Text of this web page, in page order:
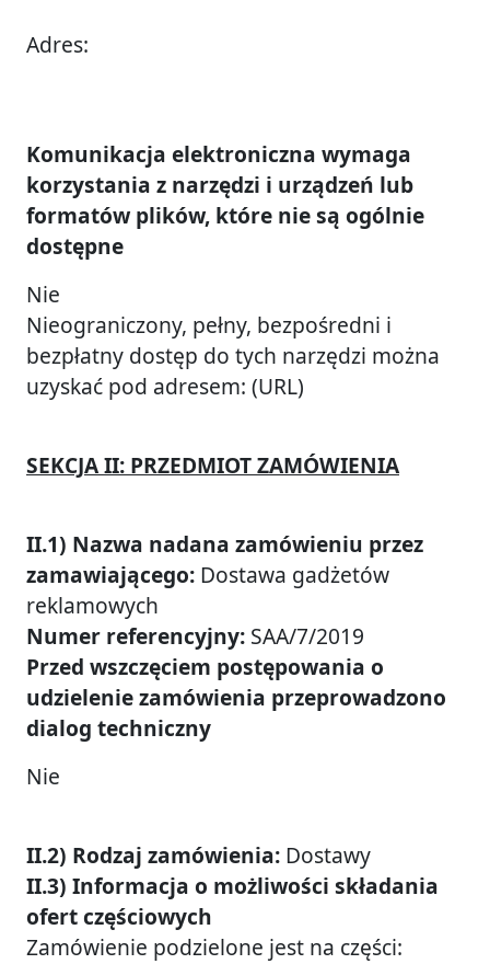
Adres:
Komunikacja elektroniczna wymaga
korzystania z narzędzi i urządzeń lub
formatów plików, które nie są ogólnie
dostępne
Nie
Nieograniczony, pełny, bezpośredni i
bezpłatny dostęp do tych narzędzi można
uzyskać pod adresem: (URL)
SEKCJA II: PRZEDMIOT ZAMÓWIENIA
II.1) Nazwa nadana zamówieniu przez
zamawiającego: Dostawa gadżetów
reklamowych
Numer referencyjny: SAA/7/2019
Przed wszczęciem postępowania o
udzielenie zamówienia przeprowadzono
dialog techniczny
Nie
II.2) Rodzaj zamówienia: Dostawy
II.3) Informacja o możliwości składania
ofert częściowych
Zamówienie podzielone jest na części: